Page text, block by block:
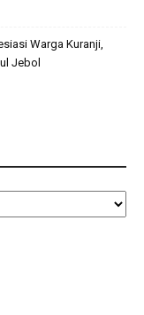
Warga Kuranji,
Jebol